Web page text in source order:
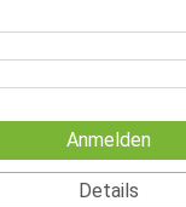
Anmelden
Details